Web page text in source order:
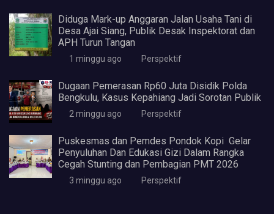
Diduga Mark-up Anggaran Jalan Usaha Tani di
Desa Ajai Siang, Publik Desak Inspektorat dan
APH Turun Tangan
1 minggu ago Perspektif
Dugaan Pemerasan Rp60 Juta Disidik Polda
Bengkulu, Kasus Kepahiang Jadi Sorotan Publik
2 minggu ago Perspektif
Puskesmas dan Pemdes Pondok Kopi Gelar
Penyuluhan Dan Edukasi Gizi Dalam Rangka
Cegah Stunting dan Pembagian PMT 2026
3 minggu ago Perspektif